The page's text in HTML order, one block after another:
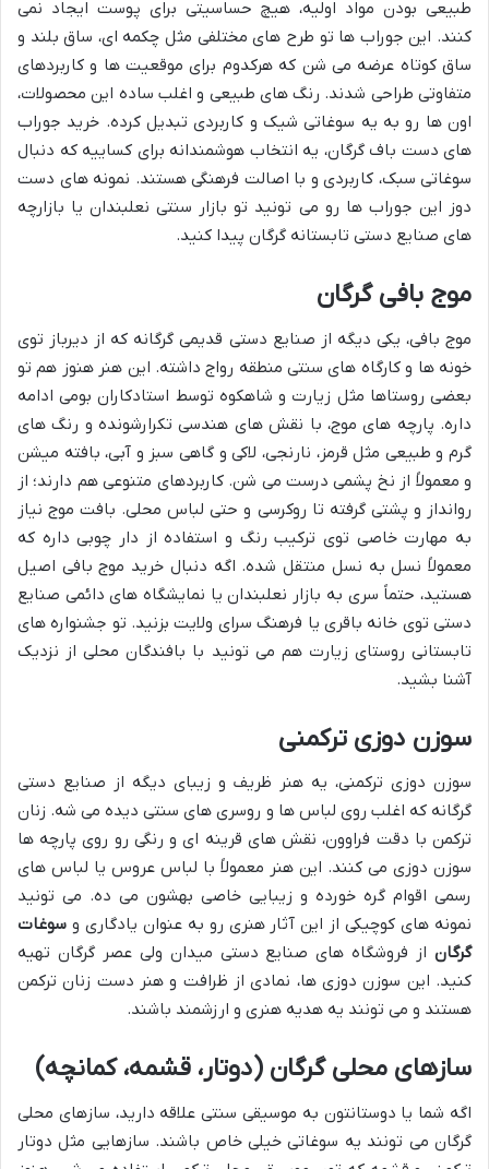
طبیعی بودن مواد اولیه، هیچ حساسیتی برای پوست ایجاد نمی
کنند. این جوراب ها تو طرح های مختلفی مثل چکمه ای، ساق بلند و
ساق کوتاه عرضه می شن که هرکدوم برای موقعیت ها و کاربردهای
متفاوتی طراحی شدند. رنگ های طبیعی و اغلب ساده این محصولات،
اون ها رو به یه سوغاتی شیک و کاربردی تبدیل کرده. خرید جوراب
های دست باف گرگان، یه انتخاب هوشمندانه برای کساییه که دنبال
سوغاتی سبک، کاربردی و با اصالت فرهنگی هستند. نمونه های دست
دوز این جوراب ها رو می تونید تو بازار سنتی نعلبندان یا بازارچه
های صنایع دستی تابستانه گرگان پیدا کنید.
موج بافی گرگان
موج بافی، یکی دیگه از صنایع دستی قدیمی گرگانه که از دیرباز توی
خونه ها و کارگاه های سنتی منطقه رواج داشته. این هنر هنوز هم تو
بعضی روستاها مثل زیارت و شاهکوه توسط استادکاران بومی ادامه
داره. پارچه های موج، با نقش های هندسی تکرارشونده و رنگ های
گرم و طبیعی مثل قرمز، نارنجی، لاکی و گاهی سبز و آبی، بافته میشن
و معمولاً از نخ پشمی درست می شن. کاربردهای متنوعی هم دارند؛ از
روانداز و پشتی گرفته تا روکرسی و حتی لباس محلی. بافت موج نیاز
به مهارت خاصی توی ترکیب رنگ و استفاده از دار چوبی داره که
معمولاً نسل به نسل منتقل شده. اگه دنبال خرید موج بافی اصیل
هستید، حتماً سری به بازار نعلبندان یا نمایشگاه های دائمی صنایع
دستی توی خانه باقری یا فرهنگ سرای ولایت بزنید. تو جشنواره های
تابستانی روستای زیارت هم می تونید با بافندگان محلی از نزدیک
آشنا بشید.
سوزن دوزی ترکمنی
سوزن دوزی ترکمنی، یه هنر ظریف و زیبای دیگه از صنایع دستی
گرگانه که اغلب روی لباس ها و روسری های سنتی دیده می شه. زنان
ترکمن با دقت فراوون، نقش های قرینه ای و رنگی رو روی پارچه ها
سوزن دوزی می کنند. این هنر معمولاً با لباس عروس یا لباس های
رسمی اقوام گره خورده و زیبایی خاصی بهشون می ده. می تونید
نمونه های کوچیکی از این آثار هنری رو به عنوان یادگاری و سوغات
گرگان از فروشگاه های صنایع دستی میدان ولی عصر گرگان تهیه
کنید. این سوزن دوزی ها، نمادی از ظرافت و هنر دست زنان ترکمن
هستند و می تونند یه هدیه هنری و ارزشمند باشند.
سازهای محلی گرگان (دوتار، قشمه، کمانچه)
اگه شما یا دوستانتون به موسیقی سنتی علاقه دارید، سازهای محلی
گرگان می تونند یه سوغاتی خیلی خاص باشند. سازهایی مثل دوتار